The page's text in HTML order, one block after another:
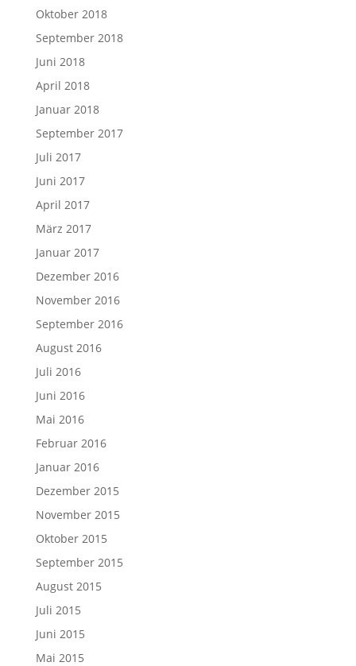
Oktober 2018
September 2018
Juni 2018
April 2018
Januar 2018
September 2017
Juli 2017
Juni 2017
April 2017
März 2017
Januar 2017
Dezember 2016
November 2016
September 2016
August 2016
Juli 2016
Juni 2016
Mai 2016
Februar 2016
Januar 2016
Dezember 2015
November 2015
Oktober 2015
September 2015
August 2015
Juli 2015
Juni 2015
Mai 2015